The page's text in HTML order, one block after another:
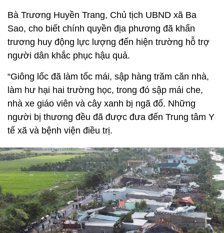
Bà Trương Huyền Trang, Chủ tịch UBND xã Ba
Sao, cho biết chính quyền địa phương đã khẩn
trương huy động lực lượng đến hiện trường hỗ trợ
người dân khắc phục hậu quả.
“Giông lốc đã làm tốc mái, sập hàng trăm căn nhà,
làm hư hại hai trường học, trong đó sập mái che,
nhà xe giáo viên và cây xanh bị ngã đổ. Những
người bị thương đều đã được đưa đến Trung tâm Y
tế xã và bệnh viện điều trị.